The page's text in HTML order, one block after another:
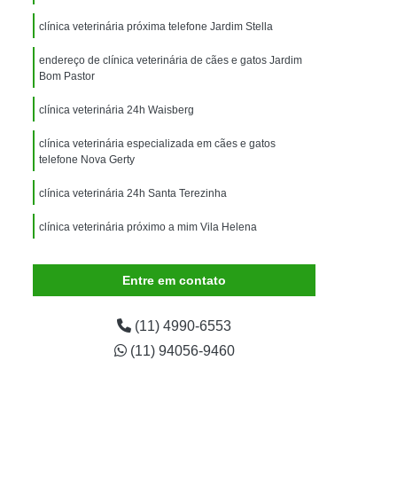
Exame de Imagem para Animais
Exame de Radiologia para Animais
Exame de Sangue para Animais
Exame para Animais
Exame para Animais São Caetano
Animal
Internação de Animais
para Cachorro
Internação para Cães
Internação para Gatos
Uti Veterinária
Internação Veterinária São Caetano
Limpeza de Tártaro para Cães
São Caetano
clínica veterinária próxima telefone Jardim Stella
endereço de clínica veterinária de cães e gatos Jardim
Bom Pastor
clínica veterinária 24h Waisberg
clínica veterinária especializada em cães e gatos
telefone Nova Gerty
clínica veterinária 24h Santa Terezinha
clínica veterinária próximo a mim Vila Helena
Entre em contato
(11) 4990-6553
(11) 94056-9460